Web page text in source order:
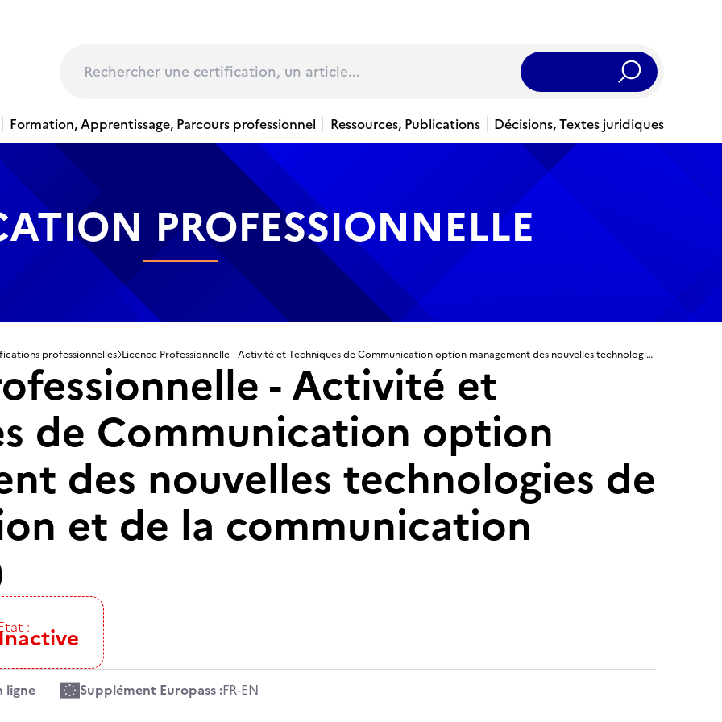
Rechercher
Formation, Apprentissage, Parcours professionnel Ressources, Publications Décisions, Textes juridiques
PROFESSIONNELLE
professionnelles Licence Professionnelle - Activité et Techniques de Communication option management des nouvelles technologies de l’information et de la communication (M@NTIC)
- Activité et
de Communication option
des nouvelles technologies de
et de la communication
:
ligne Supplément Europass :FR-EN